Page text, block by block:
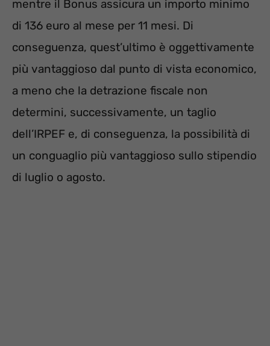
mentre il Bonus assicura un importo minimo
di 136 euro al mese per 11 mesi. Di
conseguenza, quest’ultimo è oggettivamente
più vantaggioso dal punto di vista economico,
a meno che la detrazione fiscale non
determini, successivamente, un taglio
dell’IRPEF e, di conseguenza, la possibilità di
un conguaglio più vantaggioso sullo stipendio
di luglio o agosto.